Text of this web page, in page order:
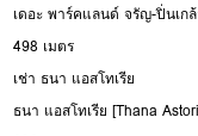
เดอะ พาร์คแลนด์ จรัญ-ปิ่นเก
498 เมตร
เช่า ธนา แอสโทเรีย
ธนา แอสโทเรีย [Thana